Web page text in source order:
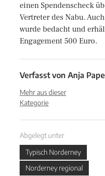
einen Spendenscheck
Vertreter des Nabu.
wurde bedacht und
Engagement 500 Euro.
Verfasst von Anja Pape
Mehr aus dieser
Kategorie
Abgelegt unter
Typisch Norderney
Norderney regional